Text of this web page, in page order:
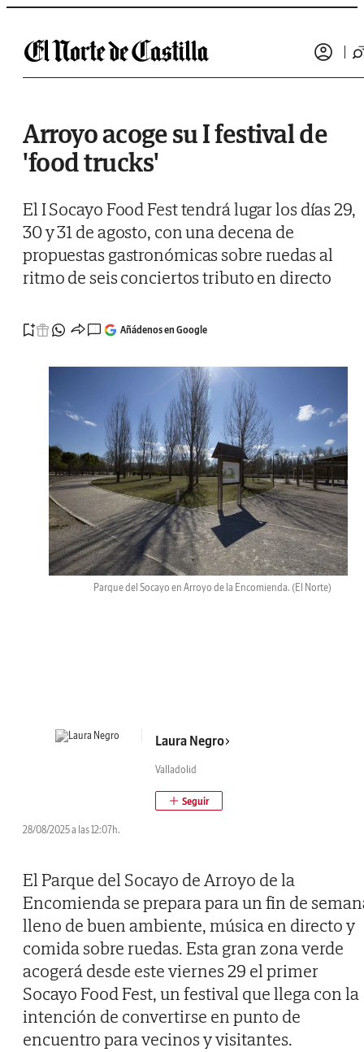
Saltar al contenido
Arroyo acoge su I festival de
'food trucks'
El I Socayo Food Fest tendrá lugar los días 29,
30 y 31 de agosto, con una decena de
propuestas gastronómicas sobre ruedas al
ritmo de seis conciertos tributo en directo
Añádenos en Google
Parque del Socayo en Arroyo de la Encomienda. (El Norte)
Laura Negro
Valladolid
28/08/2025 a las 12:07h.
El Parque del Socayo de Arroyo de la
Encomienda se prepara para un fin de
lleno de buen ambiente, música en directo y
comida sobre ruedas. Esta gran zona verde
acogerá desde este viernes 29 el primer
Socayo Food Fest, un festival que llega con la
intención de convertirse en punto de
encuentro para vecinos y visitantes.